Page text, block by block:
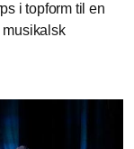
i topform til en
musikalsk